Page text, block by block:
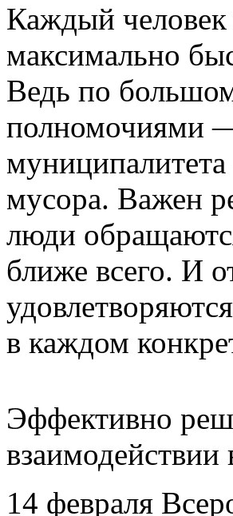
Каждый человек
максимально
Ведь по
полномочиями
мусора. Важен
люди
ближе всего. И
в каждом
Эффективно
взаимодействии
14 февраля